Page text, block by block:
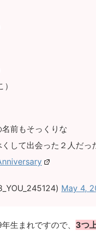
前もそっくりな
して出会った２人だっ
May 4,
生まれですので、 3つ